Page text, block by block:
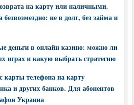
на карту или наличными.
не в долг, без займа и
деньги в онлайн казино: можно ли
играх и какую выбрать стратегию
карты телефона на карту
и других банков. Для абонентов
Украина